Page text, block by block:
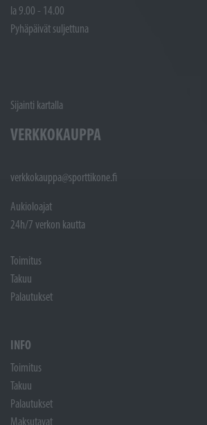
la 9.00 - 14.00
Pyhäpäivät suljettuna
Sijainti kartalla
VERKKOKAUPPA
verkkokauppa@sporttikone.fi
Aukioloajat
24h/7 verkon kautta
Toimitus
Takuu
Palautukset
INFO
Toimitus
Takuu
Palautukset
Maksutavat